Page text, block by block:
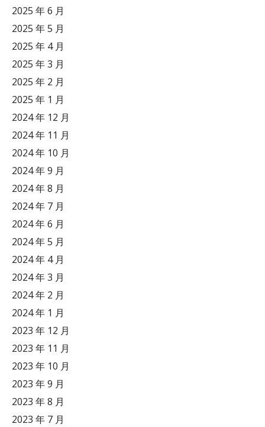
2025 年 6 月
2025 年 5 月
2025 年 4 月
2025 年 3 月
2025 年 2 月
2025 年 1 月
2024 年 12 月
2024 年 11 月
2024 年 10 月
2024 年 9 月
2024 年 8 月
2024 年 7 月
2024 年 6 月
2024 年 5 月
2024 年 4 月
2024 年 3 月
2024 年 2 月
2024 年 1 月
2023 年 12 月
2023 年 11 月
2023 年 10 月
2023 年 9 月
2023 年 8 月
2023 年 7 月